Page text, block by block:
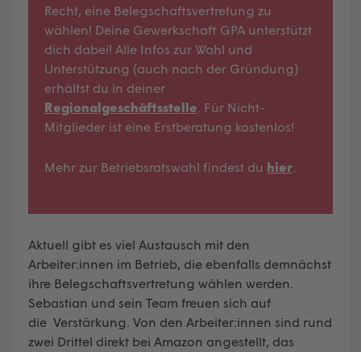
Recht, eine Belegschaftsvertretung zu
wählen! Deine Gewerkschaft GPA unterstützt
dich dabei! Alle Infos zur Wahl und
Unterstützung (auch nach der Gründung)
erhältst du in deiner
Regionalgeschäftsstelle . Für Nicht-
Mitglieder ist eine Erstberatung kostenlos!
Mehr zur Betriebsratswahl findest du hier
Aktuell gibt es viel Austausch mit den
Arbeiter:innen im Betrieb, die ebenfalls demnächst
ihre Belegschaftsvertretung wählen werden.
Sebastian und sein Team freuen sich auf
die Verstärkung. Von den Arbeiter:innen sind rund
zwei Drittel direkt bei Amazon angestellt, das